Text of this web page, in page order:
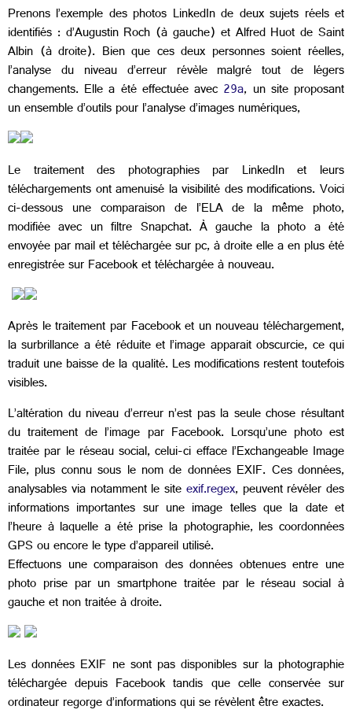
Prenons l’exemple des photos LinkedIn de deux sujets réels et
identifiés : d’Augustin Roch (à gauche) et Alfred Huot de Saint
Albin (à droite). Bien que ces deux personnes soient réelles,
l’analyse du niveau d’erreur révèle malgré tout de légers
changements. Elle a été effectuée avec 29a, un site proposant
un ensemble d’outils pour l’analyse d’images numériques,
Le traitement des photographies par LinkedIn et leurs
téléchargements ont amenuisé la visibilité des modifications. Voici
ci-dessous une comparaison de l’ELA de la même photo,
modifiée avec un filtre Snapchat. À gauche la photo a été
envoyée par mail et téléchargée sur pc, à droite elle a en plus été
enregistrée sur Facebook et téléchargée à nouveau.
Après le traitement par Facebook et un nouveau téléchargement,
la surbrillance a été réduite et l’image apparait obscurcie, ce qui
traduit une baisse de la qualité. Les modifications restent toutefois
visibles.
L’altération du niveau d’erreur n’est pas la seule chose résultant
du traitement de l’image par Facebook. Lorsqu’une photo est
traitée par le réseau social, celui-ci efface l’Exchangeable Image
File, plus connu sous le nom de données EXIF. Ces données,
analysables via notamment le siteexif.regex, peuvent révéler des
informations importantes sur une image telles que la date et
l’heure à laquelle a été prise la photographie, les coordonnées
GPS ou encore le type d’appareil utilisé.
Effectuons une comparaison des données obtenues entre une
photo prise par un smartphone traitée par le réseau social à
gauche et non traitée à droite.
Les données EXIF ne sont pas disponibles sur la photographie
téléchargée depuis Facebook tandis que celle conservée sur
ordinateur regorge d’informations qui se révèlent être exactes.